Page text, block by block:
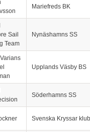
Mariefreds BK
Sail
Team
Nynäshamns SS
Upplands Väsby BS
Söderhamns SS
Svenska Kryssar